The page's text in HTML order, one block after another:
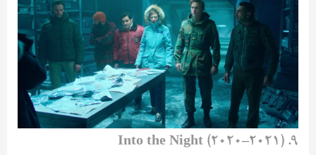
۹. Into the Night (۲۰۲۰–۲۰۲۱)